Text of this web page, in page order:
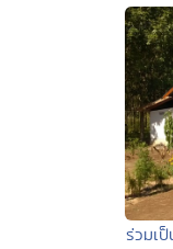
ร่วมเ